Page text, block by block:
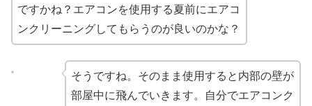
ですかね？エアコンを使用する夏前にエアコ
ンクリーニングしてもらうのが良いのかな？
そうですね。そのまま使用すると内部の壁が
部屋中に飛んでいきます。自分でエアコンク